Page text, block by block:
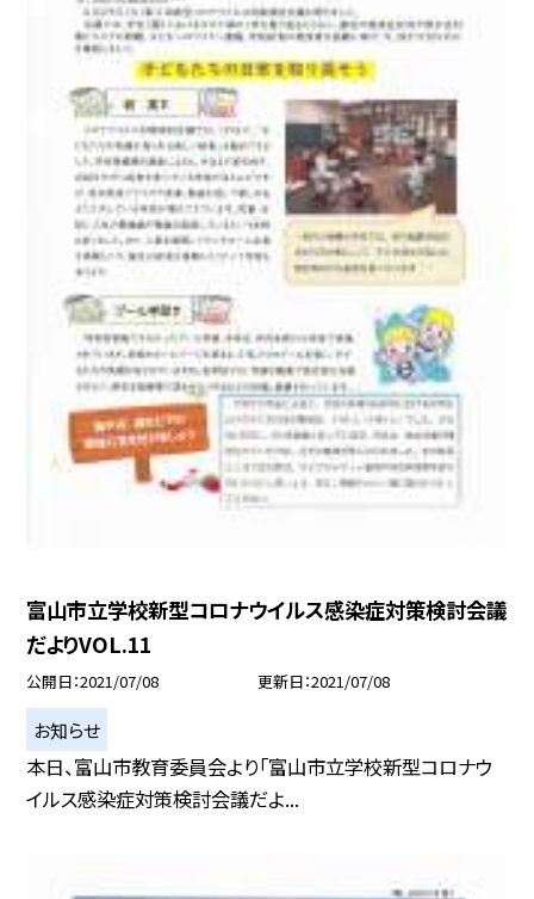
富山市立学校新型コロナウイルス感染症対策検討会議
だよりVOL.11
公開日 2021/07/08 更新日 2021/07/08
お知らせ
本日、富山市教育委員会より「富山市立学校新型コロナウ
イルス感染症対策検討会議だよ...